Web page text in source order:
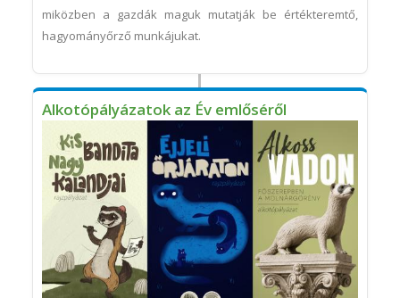
miközben a gazdák maguk mutatják be értékteremtő,
hagyományőrző munkájukat.
Alkotópályázatok az Év emlőséről